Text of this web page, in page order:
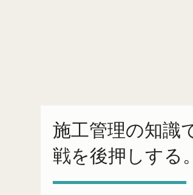
施工管理の知識
戦を後押しする。